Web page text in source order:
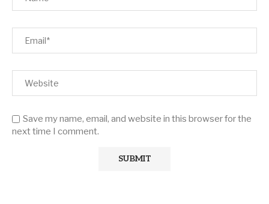
Save my name, email, and website in this browser for the
next time I comment.